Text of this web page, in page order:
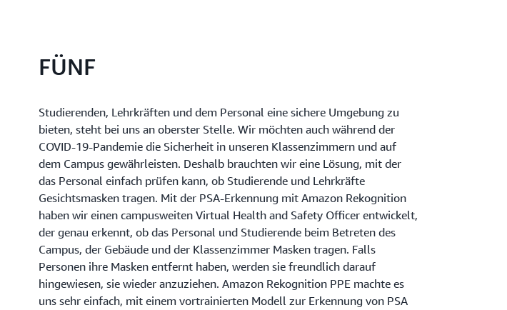
FÜNF
Studierenden, Lehrkräften und dem Personal eine sichere Umgebung zu
bieten, steht bei uns an oberster Stelle. Wir möchten auch während der
COVID-19-Pandemie die Sicherheit in unseren Klassenzimmern und auf
dem Campus gewährleisten. Deshalb brauchten wir eine Lösung, mit der
das Personal einfach prüfen kann, ob Studierende und Lehrkräfte
Gesichtsmasken tragen. Mit der PSA-Erkennung mit Amazon Rekognition
haben wir einen campusweiten Virtual Health and Safety Officer entwickelt,
der genau erkennt, ob das Personal und Studierende beim Betreten des
Campus, der Gebäude und der Klassenzimmer Masken tragen. Falls
Personen ihre Masken entfernt haben, werden sie freundlich darauf
hingewiesen, sie wieder anzuziehen. Amazon Rekognition PPE machte es
uns sehr einfach, mit einem vortrainierten Modell zur Erkennung von PSA